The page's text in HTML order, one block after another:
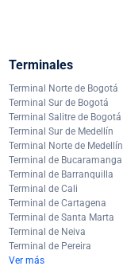
Terminales
Terminal Norte de Bogotá
Terminal Sur de Bogotá
Terminal Salitre de Bogotá
Terminal Sur de Medellín
Terminal Norte de Medellín
Terminal de Bucaramanga
Terminal de Barranquilla
Terminal de Cali
Terminal de Cartagena
Terminal de Santa Marta
Terminal de Neiva
Terminal de Pereira
Ver más